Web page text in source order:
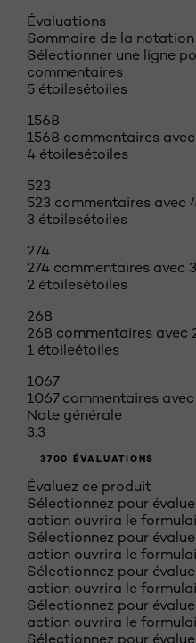
Évaluations
Sommaire de la notation
Sélectionner une ligne
commentaires
5 étoilesétoiles
1568
1568 commentaires
4 étoilesétoiles
523
523 commentaires avec
3 étoilesétoiles
274
274 commentaires avec
2 étoilesétoiles
268
268 commentaires avec
1 étoileétoiles
1067
1067 commentaires avec
Note générale
3.3
3700 ÉVALUATIONS
Évaluez ce produit
Sélectionnez pour
action ouvrira le
Sélectionnez pour
action ouvrira le
Sélectionnez pour
action ouvrira le
Sélectionnez pour
action ouvrira le
Sélectionnez pour